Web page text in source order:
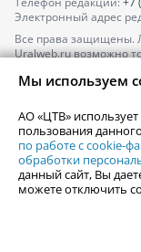
Электронный адрес
Все права защищены.
Uralweb.ru возможно
По вопросам
По вопросам
afisha@uralweb.ru
Пользовательское
Политика АО «ЦТВ» в
Мы используем
АО «ЦТВ»
пользования
по работе с cookie-
обработки
данный сайт, Вы
можете отключить